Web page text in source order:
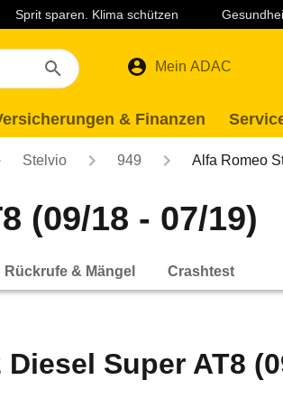
Sprit sparen. Klima schützen
Mein ADAC
& Finanzen
Stelvio 949 Alfa Romeo
(09/18 - 07/19)
Rückrufe & Mängel Crashtest
Super AT8